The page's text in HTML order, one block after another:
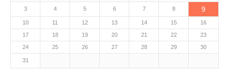
3 4 5 6 7 8 9
10 11 12 13 14 15
16
17
18 19 20 21 22
23
24
25 26 27 28 29 30
31